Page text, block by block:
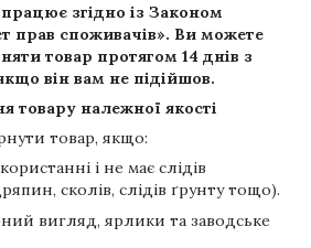
працює згідно із Законом
прав споживачів». Ви можете
товар протягом 14 днів з
він вам не підійшов.
товару належної якості
товар, якщо:
і не має слідів
сколів, слідів ґрунту тощо).
вигляд, ярлики та заводське